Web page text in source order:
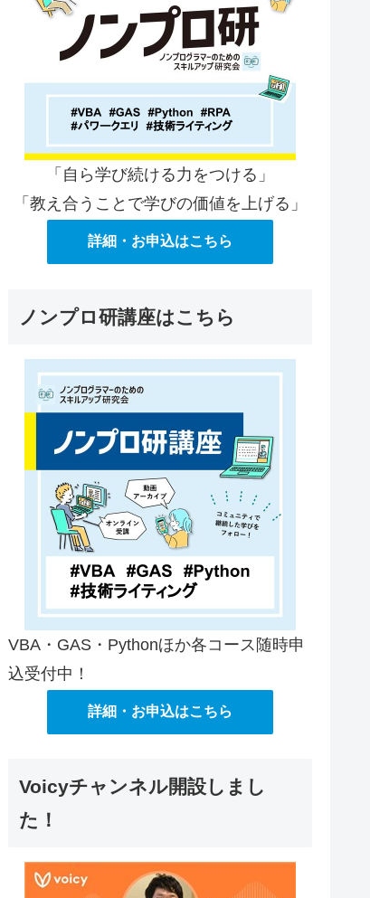
「自ら学び続ける力をつける」
「教え合うことで学びの価値を上げる」
詳細・お申込はこちら
ノンプロ研講座はこちら
VBA・GAS・Pythonほか各コース随時申
込受付中！
詳細・お申込はこちら
Voicyチャンネル開設しまし
た！